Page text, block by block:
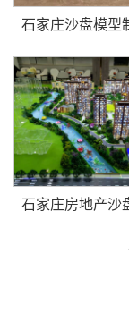
石家庄沙盘模型
石家庄房地产沙